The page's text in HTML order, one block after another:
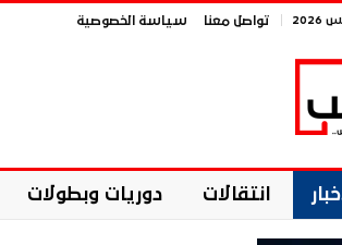
تواصل معنا سياسة الخصوصية
انتقالات دوريات وبطولات